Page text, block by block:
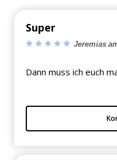
Super
Jeremias
Dann muss ich euch